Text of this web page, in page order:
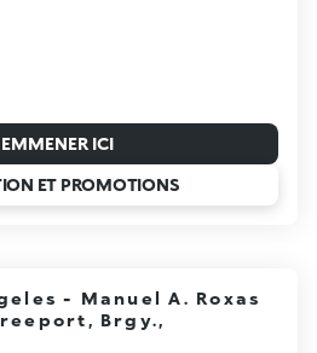
ICI
ET PROMOTIONS
- Manuel A. Roxas
Brgy.,